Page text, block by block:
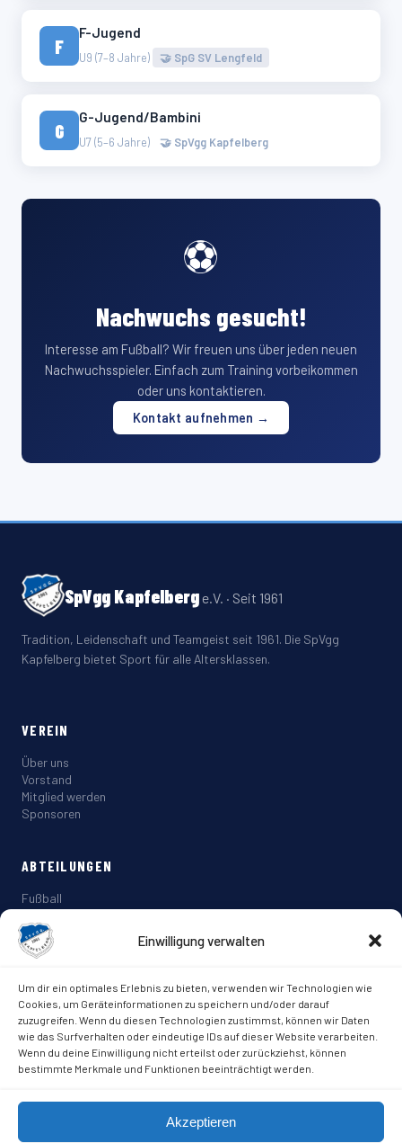
Einwilligung verwalten
Um dir ein optimales Erlebnis zu bieten, verwenden wir Technologien wie
Cookies, um Geräteinformationen zu speichern und/oder darauf
zuzugreifen. Wenn du diesen Technologien zustimmst, können wir Daten
wie das Surfverhalten oder eindeutige IDs auf dieser Website verarbeiten.
Wenn du deine Einwilligung nicht erteilst oder zurückziehst, können
bestimmte Merkmale und Funktionen beeinträchtigt werden.
Akzeptieren
F
F-Jugend
U9 (7–8 Jahre) 🤝 SpG SV Lengfeld
G
G-Jugend/Bambini
U7 (5–6 Jahre) 🤝 SpVgg Kapfelberg
⚽
Nachwuchs gesucht!
Interesse am Fußball? Wir freuen uns über jeden neuen
Nachwuchsspieler. Einfach zum Training vorbeikommen
oder uns kontaktieren.
Kontakt aufnehmen →
SpVgg Kapfelberge.V. · Seit 1961
Tradition, Leidenschaft und Teamgeist seit 1961. Die SpVgg
Kapfelberg bietet Sport für alle Altersklassen.
VEREIN
Über uns
Vorstand
Mitglied werden
Sponsoren
ABTEILUNGEN
Fußball
Gymnastik
Wanderfreunde
KONTAKT & SOCIAL MEDIA
Römerbruchstr. 28 · 93309 Kelheim
info@spvgg-kapfelberg.de